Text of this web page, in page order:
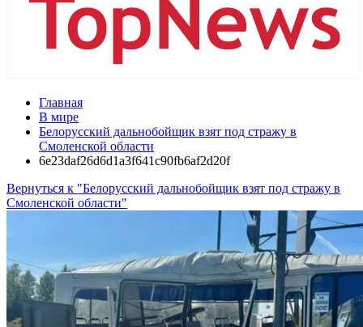
Главная
В мире
Белорусский дальнобойщик взят под стражу в
Смоленской области
6e23daf26d6d1a3f641c90fb6af2d20f
Вернуться к "Белорусский дальнобойщик взят под стражу в
Смоленской области"